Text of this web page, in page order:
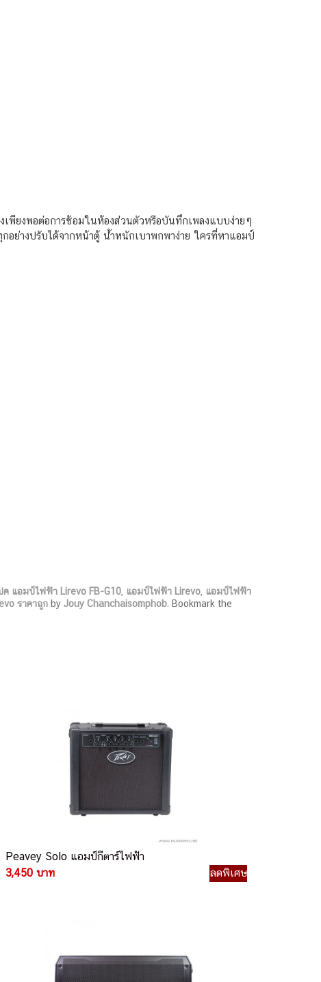
พียงพอต่อการซ้อมในห้องส่วนตัวหรือบันทึกเพลงแบบง่ายๆ
ย่างปรับได้จากหน้าตู้ น้ำหนักเบาพกพาง่าย ใครที่หาแอมป์
ค แอมป์ไฟฟ้า Lirevo FB-G10, แอมป์ไฟฟ้า Lirevo, แอมป์ไฟฟ้า
ราคาถูก by Jouy Chanchaisomphob. Bookmark the
Peavey Solo แอมป์กีตาร์ไฟฟ้า
3,450 บาท
ลดพิเศษ